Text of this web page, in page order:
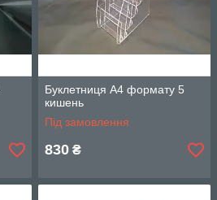
Буклетниця А4 формату 5
кишень
Під замовлення
830 ₴